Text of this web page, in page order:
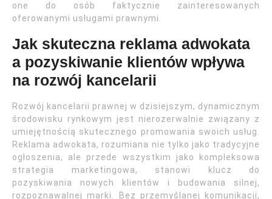
one do osób faktycznie zainteresowanych
oferowanymi usługami prawnymi.
Jak skuteczna reklama adwokata
a pozyskiwanie klientów wpływa
na rozwój kancelarii
Rozwój kancelarii prawnej w dzisiejszym, dynamicznym
środowisku rynkowym jest nierozerwalnie związany z
umiejętnością skutecznego promowania swoich usług.
Reklama adwokata, rozumiana nie tylko jako tradycyjne
ogłoszenia, ale przede wszystkim jako kompleksowa
strategia marketingowa, stanowi klucz do
pozyskiwania nowych klientów i budowania silnej,
rozpoznawalnej marki. Bez przemyślanej komunikacji,